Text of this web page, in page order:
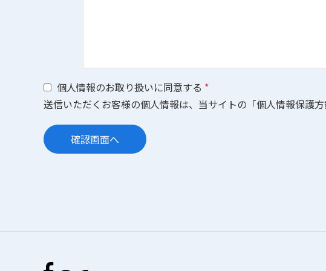
個⼈情報のお取り扱いに同意する *
送信いただくお客様の個⼈情報は、当サイトの「個⼈情報保護